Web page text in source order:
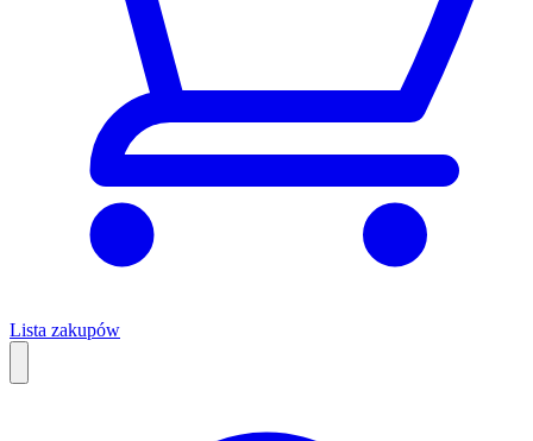
Lista zakupów